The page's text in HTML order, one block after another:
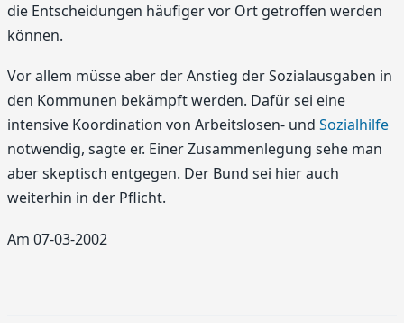
die Entscheidungen häufiger vor Ort getroffen werden
können.
Vor allem müsse aber der Anstieg der Sozialausgaben in
den Kommunen bekämpft werden. Dafür sei eine
intensive Koordination von Arbeitslosen- und Sozialhilfe
notwendig, sagte er. Einer Zusammenlegung sehe man
aber skeptisch entgegen. Der Bund sei hier auch
weiterhin in der Pflicht.
Am 07-03-2002